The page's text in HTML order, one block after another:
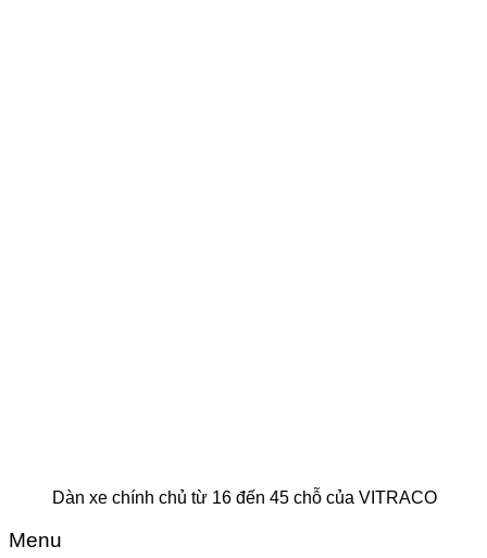
Dàn xe chính chủ từ 16 đến 45 chỗ của VITRACO
Menu